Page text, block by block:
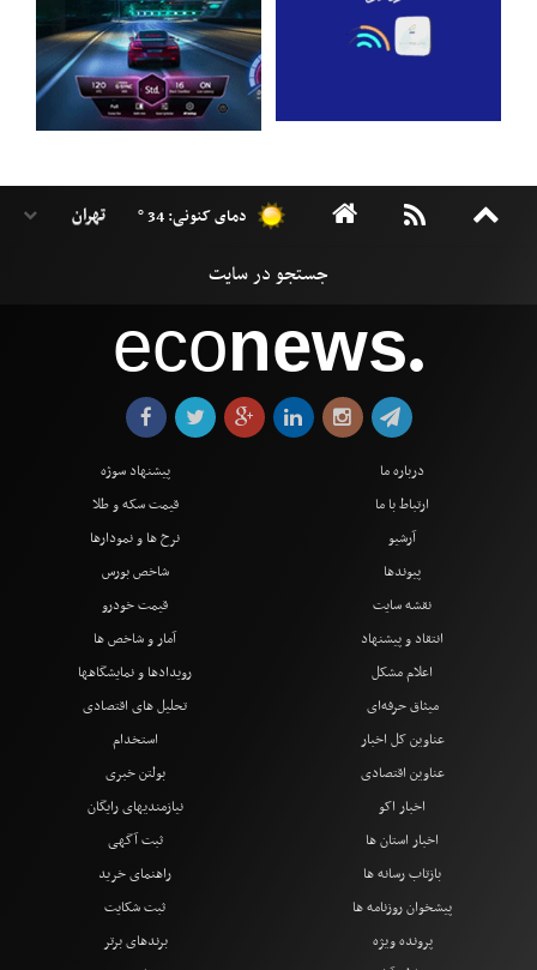
دمای کنونی: 34 °
econews●
درباره ما
ارتباط با ما
آرشیو
پیوندها
نقشه سایت
انتقاد و پیشنهاد
اعلام مشکل
میثاق حرفه‌ای
پیشنهاد سوژه
قیمت سکه و طلا
نرخ ها و نمودارها
شاخص بورس
قیمت خودرو
آمار و شاخص ها
رویدادها و نمایشگاهها
تحلیل های اقتصادی
عناوین کل اخبار
عناوین اقتصادی
اخبار اکو
اخبار استان ها
بازتاب رسانه ها
پیشخوان روزنامه ها
پرونده ویژه
استخدام
بولتن خبری
نیازمندیهای رایگان
ثبت آگهی
راهنمای خرید
ثبت شکایت
برندهای برتر